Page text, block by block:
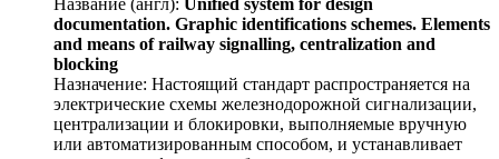
documentation. Graphic identifications schemes. Elements
and means of railway signalling, centralization and
blocking
Назначение: Настоящий стандарт распространяется на
электрические схемы железнодорожной сигнализации,
централизации и блокировки, выполняемые вручную
или автоматизированным способом, и устанавливает